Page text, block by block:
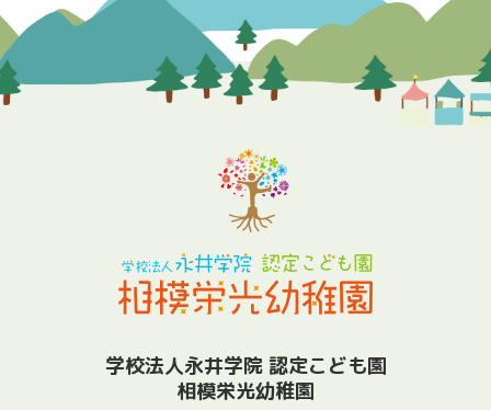
学校法人永井学院 認定こども園
相模栄光幼稚園